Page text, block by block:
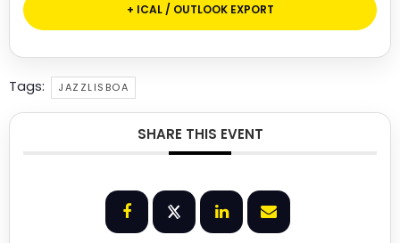
+ ICAL / OUTLOOK EXPORT
Tags: JAZZLISBOA
SHARE THIS EVENT